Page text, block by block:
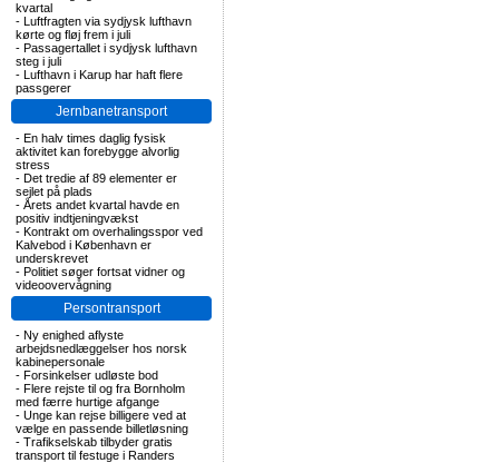
kvartal
- Luftfragten via sydjysk lufthavn
kørte og fløj frem i juli
- Passagertallet i sydjysk lufthavn
steg i juli
- Lufthavn i Karup har haft flere
passgerer
Jernbanetransport
- En halv times daglig fysisk
aktivitet kan forebygge alvorlig
stress
- Det tredie af 89 elementer er
sejlet på plads
- Årets andet kvartal havde en
positiv indtjeningvækst
- Kontrakt om overhalingsspor ved
Kalvebod i København er
underskrevet
- Politiet søger fortsat vidner og
videoovervågning
Persontransport
- Ny enighed aflyste
arbejdsnedlæggelser hos norsk
kabinepersonale
- Forsinkelser udløste bod
- Flere rejste til og fra Bornholm
med færre hurtige afgange
- Unge kan rejse billigere ved at
vælge en passende billetløsning
- Trafikselskab tilbyder gratis
transport til festuge i Randers